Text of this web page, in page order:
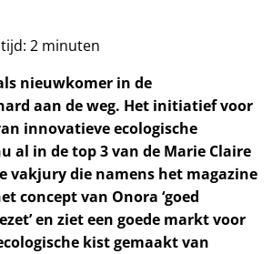
2 minuten
nieuwkomer in de
aan de weg. Het initiatief voor
innovatieve ecologische
al in de top 3 van de Marie Claire
vakjury die namens het magazine
concept van Onora ‘goed
en ziet een goede markt voor
kist gemaakt van